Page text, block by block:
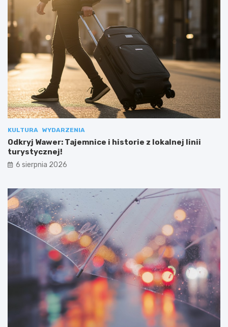
KULTURA WYDARZENIA
Odkryj Wawer: Tajemnice i historie z lokalnej linii
turystycznej!
6 sierpnia 2026